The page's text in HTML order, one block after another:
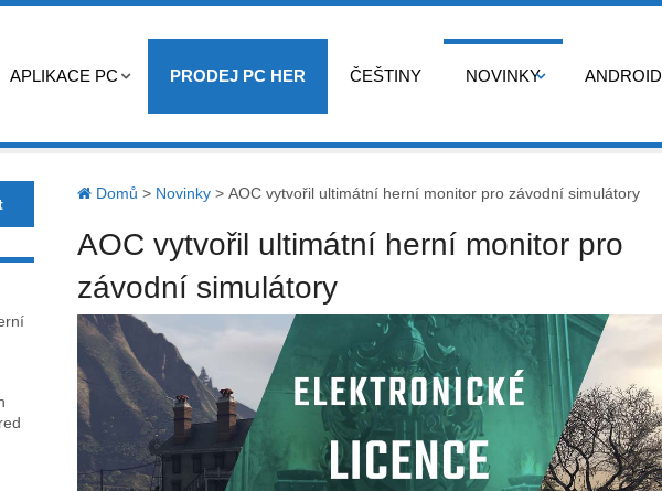
APLIKACE PC PRODEJ PC HER ČEŠTINY NOVINKY ANDROID
Domů > Novinky> AOC vytvořil ultimátní herní monitor pro závodní simulátory
AOC vytvořil ultimátní herní monitor pro
závodní simulátory